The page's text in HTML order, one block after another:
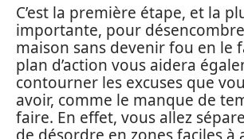
C’est la première étape, et la
importante, pour
maison sans devenir fou en le
plan d’action vous aidera
contourner les excuses que
avoir, comme le manque de
faire. En effet, vous allez
de désordre en zones faciles à